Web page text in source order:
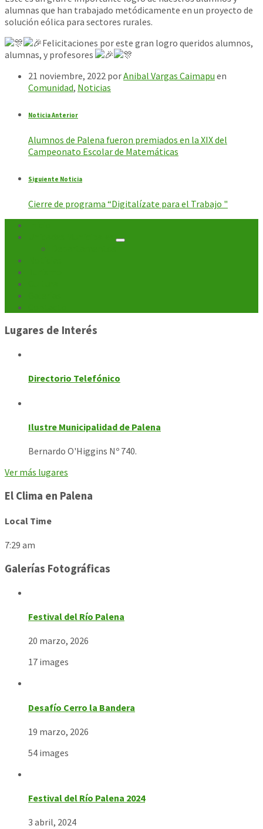
alumnas que han trabajado metódicamente en un proyecto de
solución eólica para sectores rurales.
Felicitaciones por este gran logro queridos alumnos,
alumnas, y profesores
21 noviembre, 2022 porAnibal Vargas Caimapu en
Comunidad, Noticias
Noticia Anterior
Alumnos de Palena fueron premiados en la XIX del
Campeonato Escolar de Matemáticas
Siguiente Noticia
Cierre de programa “Digitalízate para el Trabajo "
Lugares de Interés
Directorio Telefónico
Ilustre Municipalidad de Palena
Bernardo O'Higgins Nº 740.
Ver más lugares
El Clima en Palena
Local Time
7:29 am
Galerías Fotográficas
Festival del Río Palena
20 marzo, 2026
17 images
Desafío Cerro la Bandera
19 marzo, 2026
54 images
Festival del Río Palena 2024
3 abril, 2024